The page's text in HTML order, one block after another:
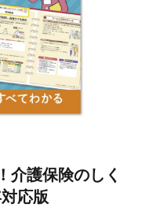
介護保険のしく
応版